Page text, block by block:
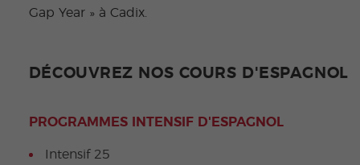
Gap Year » à Cadix.
DÉCOUVREZ NOS COURS D'ESPAGNOL
PROGRAMMES INTENSIF D'ESPAGNOL
Intensif 25